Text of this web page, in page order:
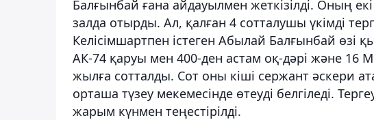
Балғынбай ғана айдауылмен жеткізілді. Оның
залда отырды. Ал, қалған 4 сотталушы үкімді
Келісімшартпен істеген Абылай Балғынбай өзі
АК-74 қаруы мен 400-ден астам оқ-дәрі және 16
жылға сотталды. Сот оны кіші сержант әскери
орташа түзеу мекемесінде өтеуді белгіледі.
жарым күнмен теңестірілді.